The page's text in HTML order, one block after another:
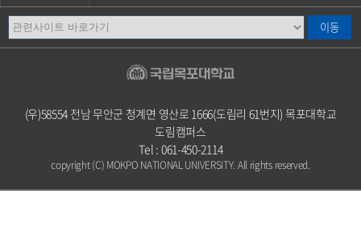
이메일무단수집거부 캠퍼스안내
(우)58554 전남 무안군 청계면 영산로 1666(도림리 61번지) 목포대학교
도림캠퍼스
Tel : 061-450-2114
copyright (C) MOKPO NATIONAL UNIVERSITY. All rights reserved.